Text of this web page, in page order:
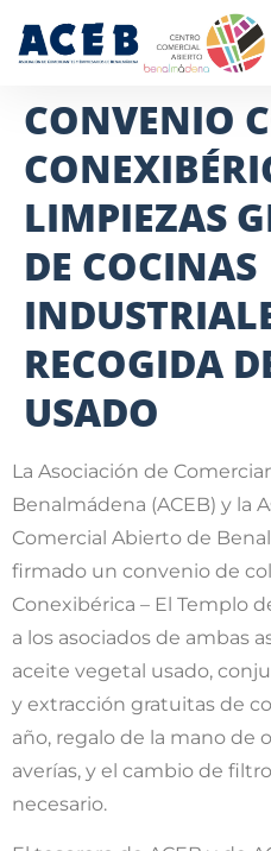
CONVENIO
LIMPIEZAS
DE COCINAS
RECOGIDA
USADO
La Asociación de
Benalmádena (ACEB) y la
Comercial Abierto de
firmado un convenio de
Conexibérica – El Templo
a los asociados de ambas
aceite vegetal usado,
y extracción gratuitas de
año, regalo de la mano de
averías, y el cambio de
necesario.